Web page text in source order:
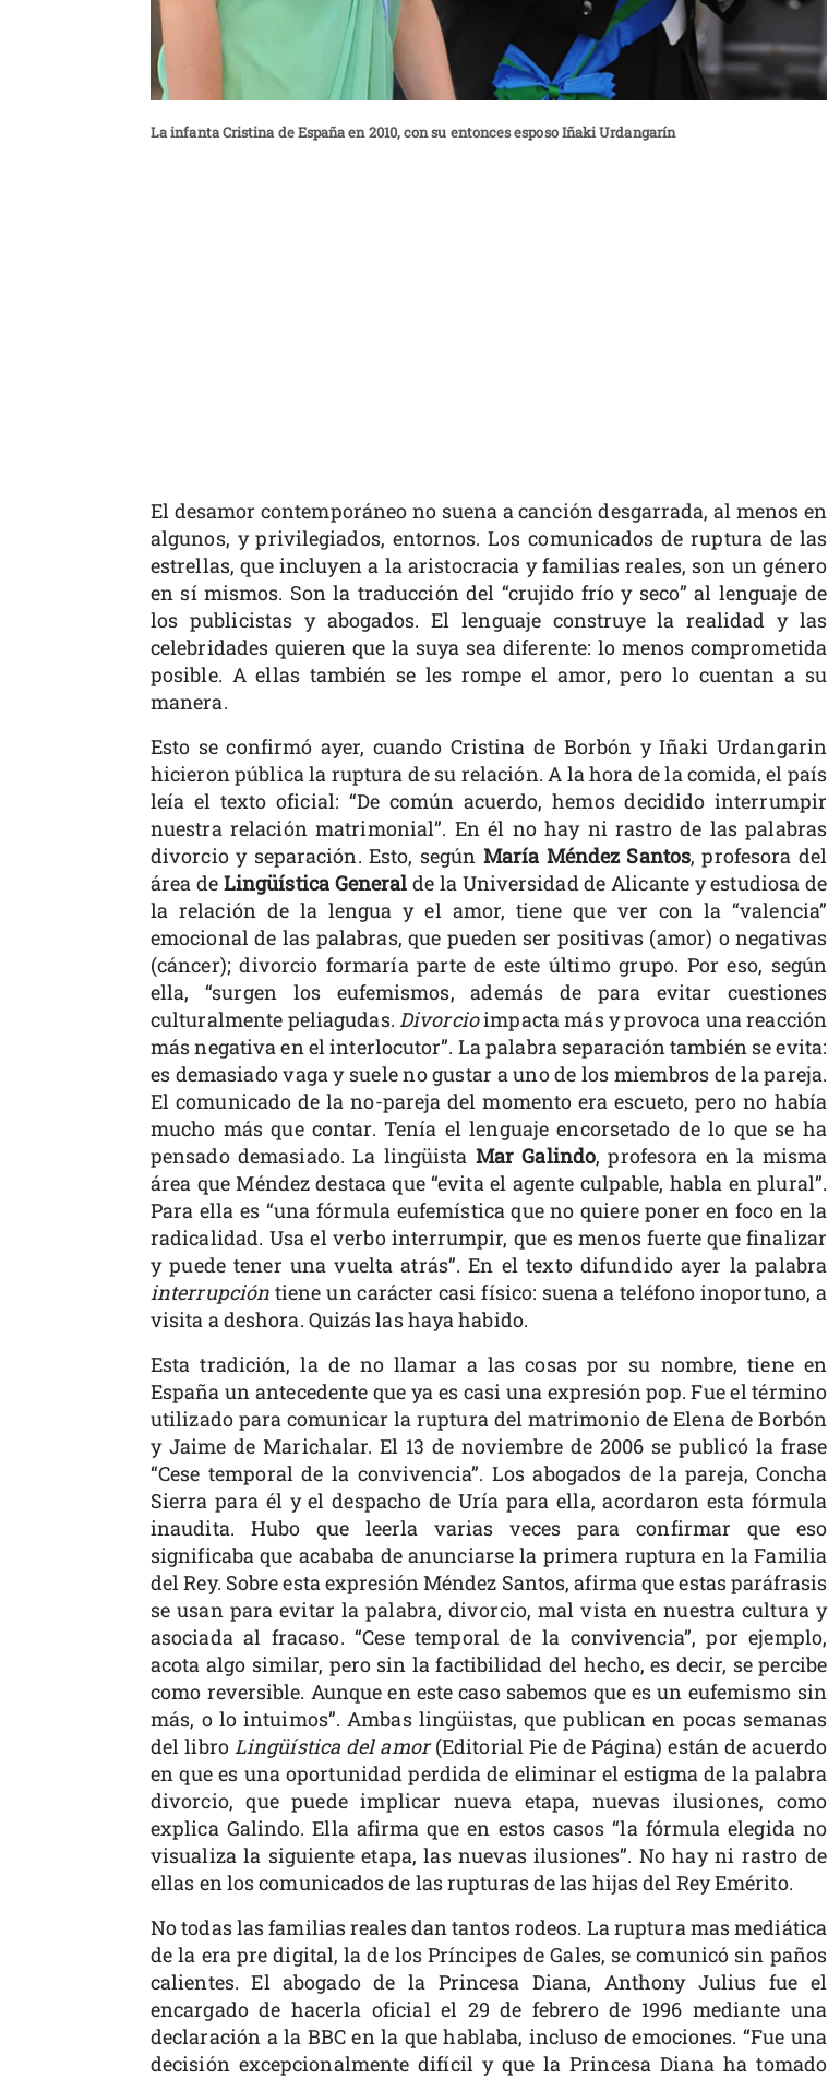
La infanta Cristina de España en 2010, con su entonces esposo Iñaki Urdangarín
El desamor contemporáneo no suena a canción desgarrada, al menos en
algunos, y privilegiados, entornos. Los comunicados de ruptura de las
estrellas, que incluyen a la aristocracia y familias reales, son un género
en sí mismos. Son la traducción del “crujido frío y seco” al lenguaje de
los publicistas y abogados. El lenguaje construye la realidad y las
celebridades quieren que la suya sea diferente: lo menos comprometida
posible. A ellas también se les rompe el amor, pero lo cuentan a su
manera.
Esto se confirmó ayer, cuando Cristina de Borbón y Iñaki Urdangarin
hicieron pública la ruptura de su relación. A la hora de la comida, el país
leía el texto oficial: “De común acuerdo, hemos decidido interrumpir
nuestra relación matrimonial”. En él no hay ni rastro de las palabras
divorcio y separación. Esto, según María Méndez Santos, profesora del
área de Lingüística General de la Universidad de Alicante y estudiosa de
la relación de la lengua y el amor, tiene que ver con la “valencia”
emocional de las palabras, que pueden ser positivas (amor) o negativas
(cáncer); divorcio formaría parte de este último grupo. Por eso, según
ella, “surgen los eufemismos, además de para evitar cuestiones
culturalmente peliagudas. Divorcioimpacta más y provoca una reacción
más negativa en el interlocutor”. La palabra separación también se evita:
es demasiado vaga y suele no gustar a uno de los miembros de la pareja.
El comunicado de la no-pareja del momento era escueto, pero no había
mucho más que contar. Tenía el lenguaje encorsetado de lo que se ha
pensado demasiado. La lingüista Mar Galindo, profesora en la misma
área que Méndez destaca que “evita el agente culpable, habla en plural”.
Para ella es “una fórmula eufemística que no quiere poner en foco en la
radicalidad. Usa el verbo interrumpir, que es menos fuerte que finalizar
y puede tener una vuelta atrás”. En el texto difundido ayer la palabra
interrupción tiene un carácter casi físico: suena a teléfono inoportuno, a
visita a deshora. Quizás las haya habido.
Esta tradición, la de no llamar a las cosas por su nombre, tiene en
España un antecedente que ya es casi una expresión pop. Fue el término
utilizado para comunicar la ruptura del matrimonio de Elena de Borbón
y Jaime de Marichalar. El 13 de noviembre de 2006 se publicó la frase
“Cese temporal de la convivencia”. Los abogados de la pareja, Concha
Sierra para él y el despacho de Uría para ella, acordaron esta fórmula
inaudita. Hubo que leerla varias veces para confirmar que eso
significaba que acababa de anunciarse la primera ruptura en la Familia
del Rey. Sobre esta expresión Méndez Santos, afirma que estas paráfrasis
se usan para evitar la palabra, divorcio, mal vista en nuestra cultura y
asociada al fracaso. “Cese temporal de la convivencia”, por ejemplo,
acota algo similar, pero sin la factibilidad del hecho, es decir, se percibe
como reversible. Aunque en este caso sabemos que es un eufemismo sin
más, o lo intuimos”. Ambas lingüistas, que publican en pocas semanas
del libro Lingüística del amor(Editorial Pie de Página) están de acuerdo
en que es una oportunidad perdida de eliminar el estigma de la palabra
divorcio, que puede implicar nueva etapa, nuevas ilusiones, como
explica Galindo. Ella afirma que en estos casos “la fórmula elegida no
visualiza la siguiente etapa, las nuevas ilusiones”. No hay ni rastro de
ellas en los comunicados de las rupturas de las hijas del Rey Emérito.
No todas las familias reales dan tantos rodeos. La ruptura mas mediática
de la era pre digital, la de los Príncipes de Gales, se comunicó sin paños
calientes. El abogado de la Princesa Diana, Anthony Julius fue el
encargado de hacerla oficial el 29 de febrero de 1996 mediante una
declaración a la BBC en la que hablaba, incluso de emociones. “Fue una
decisión excepcionalmente difícil y que la Princesa Diana ha tomado